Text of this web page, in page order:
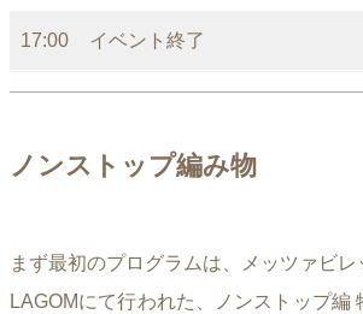
17:00 イベント終了
ノンストップ編み物
まず最初のプログラムは、メッツァビ
LAGOMにて行われた、ノンストップ編